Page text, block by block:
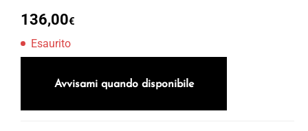
136,00€
Esaurito
Avvisami quando disponibile